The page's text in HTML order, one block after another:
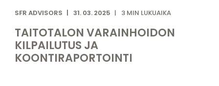
SFR ADVISORS 31. 03. 2025 3 MIN LUKUAIKA
TAITOTALON VARAINHOIDON
KILPAILUTUS JA
KOONTIRAPORTOINTI